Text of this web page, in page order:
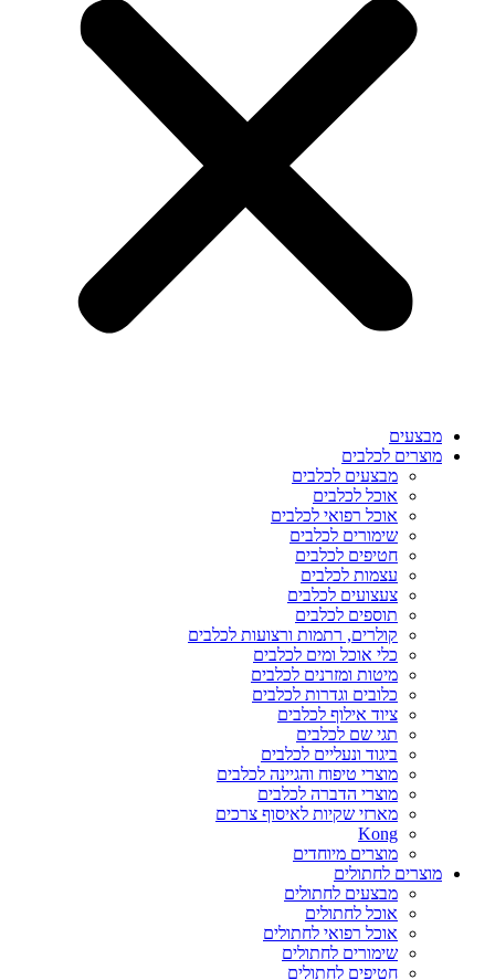
מבצעים
מוצרים לכלבים
מבצעים לכלבים
אוכל לכלבים
אוכל רפואי לכלבים
שימורים לכלבים
חטיפים לכלבים
עצמות לכלבים
צעצועים לכלבים
תוספים לכלבים
קולרים, רתמות ורצועות לכלבים
כלי אוכל ומים לכלבים
מיטות ומזרנים לכלבים
כלובים וגדרות לכלבים
ציוד אילוף לכלבים
תגי שם לכלבים
ביגוד ונעליים לכלבים
מוצרי טיפוח והגיינה לכלבים
מוצרי הדברה לכלבים
מארזי שקיות לאיסוף צרכים
Kong
מוצרים מיוחדים
מוצרים לחתולים
מבצעים לחתולים
אוכל לחתולים
אוכל רפואי לחתולים
שימורים לחתולים
חטיפים לחתולים